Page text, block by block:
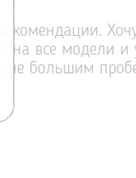
на все модели и
не большим